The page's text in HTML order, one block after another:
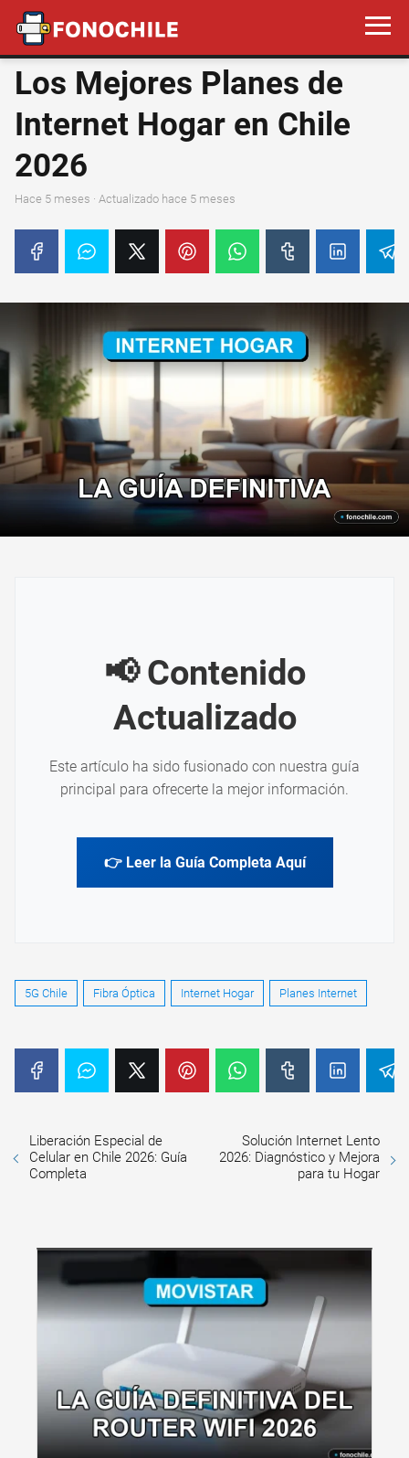
Los Mejores Planes de
Internet Hogar en Chile
2026
hace 5 meses · Actualizado hace 5 meses
📢 Contenido
Actualizado
Este artículo ha sido fusionado con nuestra guía
principal para ofrecerte la mejor información.
👉 Leer la Guía Completa Aquí
5G Chile Fibra Óptica Internet Hogar Planes Internet
Liberación Especial de
Celular en Chile 2026: Guía
Completa
Solución Internet Lento
2026: Diagnóstico y Mejora
para tu Hogar